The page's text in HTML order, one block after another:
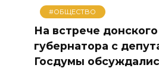
#ОБЩЕСТВО
На встрече донского
губернатора с
Госдумы